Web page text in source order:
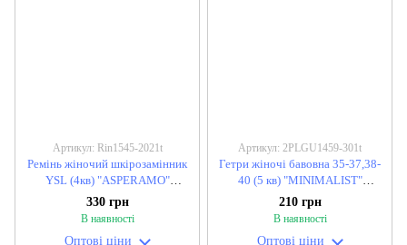
Артикул: Rin1545-2021t
Ремінь жіночий шкірозамінник
YSL (4кв) "ASPERAMO"
недорого від прямого
постачальника
330 грн
В наявності
Оптові ціни
Артикул: 2PLGU1459-301t
Гетри жіночі бавовна 35-37,38-
40 (5 кв) "MINIMALIST"
недорого від прямого
постачальника
210 грн
В наявності
Оптові ціни